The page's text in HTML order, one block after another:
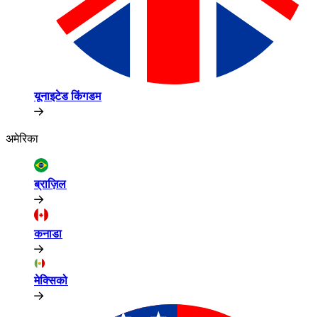
यूनाइटेड किंगडम​​
अमेरिका​​
ब्राज़िल​​
कनाडा​​
मेक्सिको​​